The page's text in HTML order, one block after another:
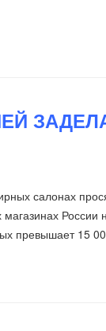
салонах
России
превышает 15